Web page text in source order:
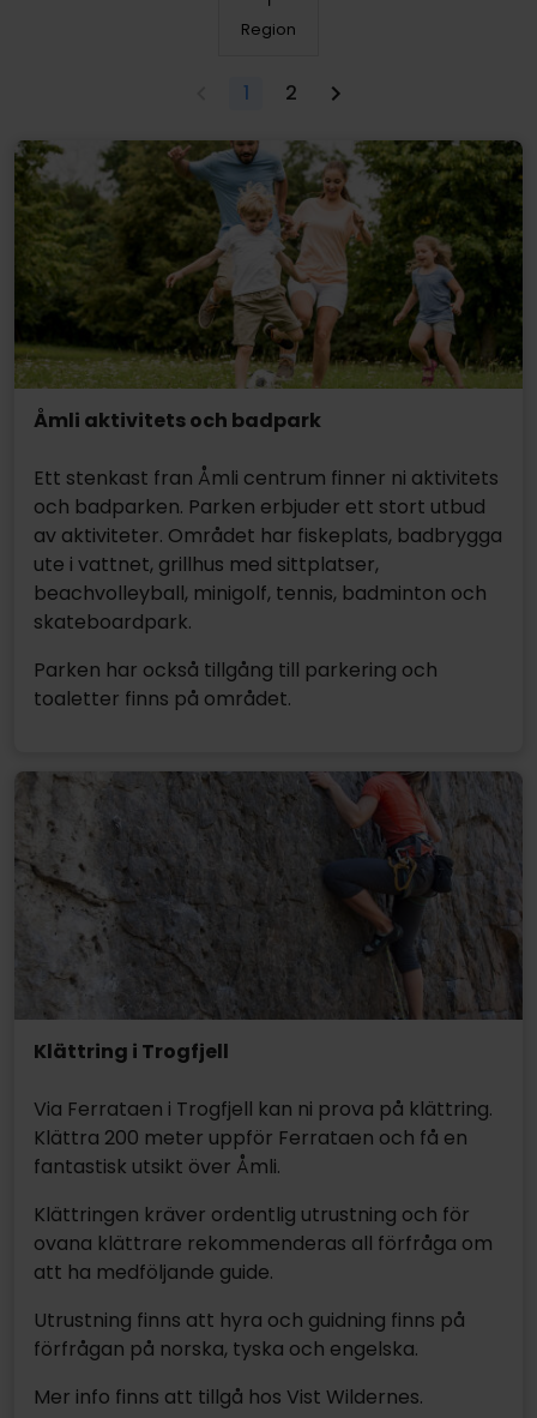
Region
1 2
Åmli aktivitets och badpark
Ett stenkast fran Åmli centrum finner ni aktivitets
och badparken. Parken erbjuder ett stort utbud
av aktiviteter. Området har fiskeplats, badbrygga
ute i vattnet, grillhus med sittplatser,
beachvolleyball, minigolf, tennis, badminton och
skateboardpark.
Parken har också tillgång till parkering och
toaletter finns på området.
Klättring i Trogfjell
Via Ferrataen i Trogfjell kan ni prova på klättring.
Klättra 200 meter uppför Ferrataen och få en
fantastisk utsikt över Åmli.
Klättringen kräver ordentlig utrustning och för
ovana klättrare rekommenderas all förfråga om
att ha medföljande guide.
Utrustning finns att hyra och guidning finns på
förfrågan på norska, tyska och engelska.
Mer info finns att tillgå hos Vist Wildernes.